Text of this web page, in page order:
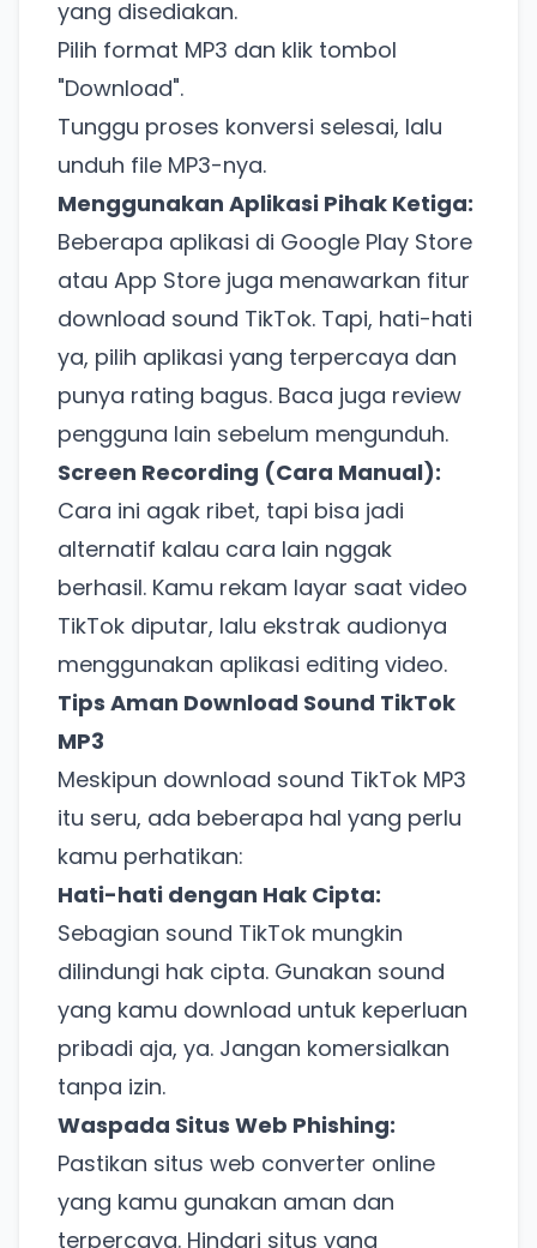
yang disediakan.
Pilih format MP3 dan klik tombol
"Download".
Tunggu proses konversi selesai, lalu
unduh file MP3-nya.
Menggunakan Aplikasi Pihak Ketiga:
Beberapa aplikasi di Google Play Store
atau App Store juga menawarkan fitur
download sound TikTok. Tapi, hati-hati
ya, pilih aplikasi yang terpercaya dan
punya rating bagus. Baca juga review
pengguna lain sebelum mengunduh.
Screen Recording (Cara Manual):
Cara ini agak ribet, tapi bisa jadi
alternatif kalau cara lain nggak
berhasil. Kamu rekam layar saat video
TikTok diputar, lalu ekstrak audionya
menggunakan aplikasi editing video.
Tips Aman Download Sound TikTok
MP3
Meskipun download sound TikTok MP3
itu seru, ada beberapa hal yang perlu
kamu perhatikan:
Hati-hati dengan Hak Cipta:
Sebagian sound TikTok mungkin
dilindungi hak cipta. Gunakan sound
yang kamu download untuk keperluan
pribadi aja, ya. Jangan komersialkan
tanpa izin.
Waspada Situs Web Phishing:
Pastikan situs web converter online
yang kamu gunakan aman dan
terpercaya. Hindari situs yang